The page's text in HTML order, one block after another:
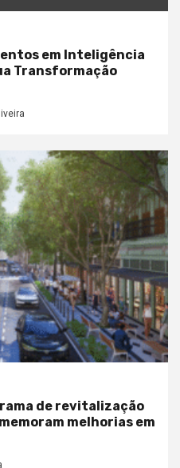
em Inteligência
Transformação
de revitalização
melhorias em